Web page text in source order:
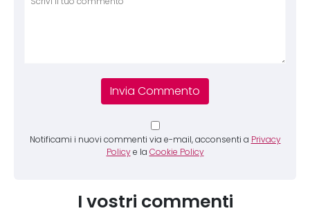
Notificami i nuovi commenti via e-mail, acconsenti a Privacy
Policy e la Cookie Policy
I vostri commenti